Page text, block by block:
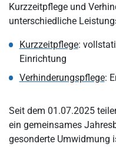
Kurzzeitpflege und
unterschiedliche
Kurzzeitpflege:
Einrichtung
Verhinderungspflege:
Seit dem 01.07.2025
ein gemeinsames
gesonderte Umwidmung